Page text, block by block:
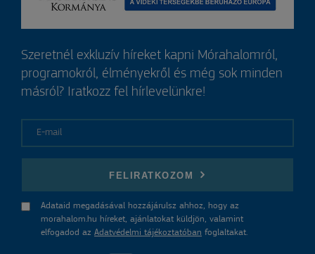
Szeretnél exkluzív híreket kapni Mórahalomról,
programokról, élményekről és még sok minden
másról? Iratkozz fel hírlevelünkre!
FELIRATKOZOM
Adataid megadásával hozzájárulsz ahhoz, hogy az
morahalom.hu híreket, ajánlatokat küldjön, valamint
elfogadod az Adatvédelmi tájékoztatóban foglaltakat.